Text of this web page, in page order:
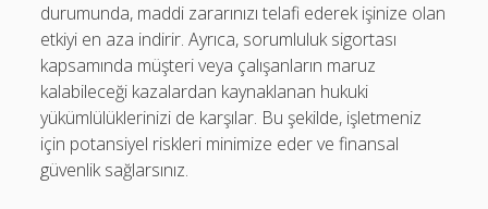
durumunda, maddi zararınızı telafi ederek işinize olan
etkiyi en aza indirir. Ayrıca, sorumluluk sigortası
kapsamında müşteri veya çalışanların maruz
kalabileceği kazalardan kaynaklanan hukuki
yükümlülüklerinizi de karşılar. Bu şekilde, işletmeniz
için potansiyel riskleri minimize eder ve finansal
güvenlik sağlarsınız.